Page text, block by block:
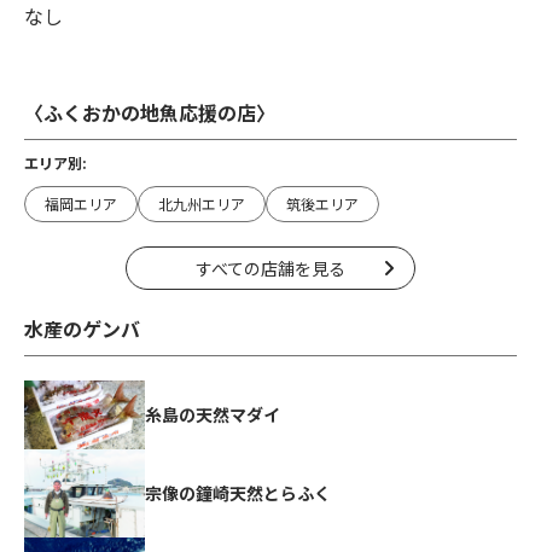
なし
〈ふくおかの地魚応援の店〉
エリア別:
福岡エリア
北九州エリア 筑後エリア
すべての店舗を見る
水産のゲンバ
糸島の天然マダイ
宗像の鐘崎天然とらふく